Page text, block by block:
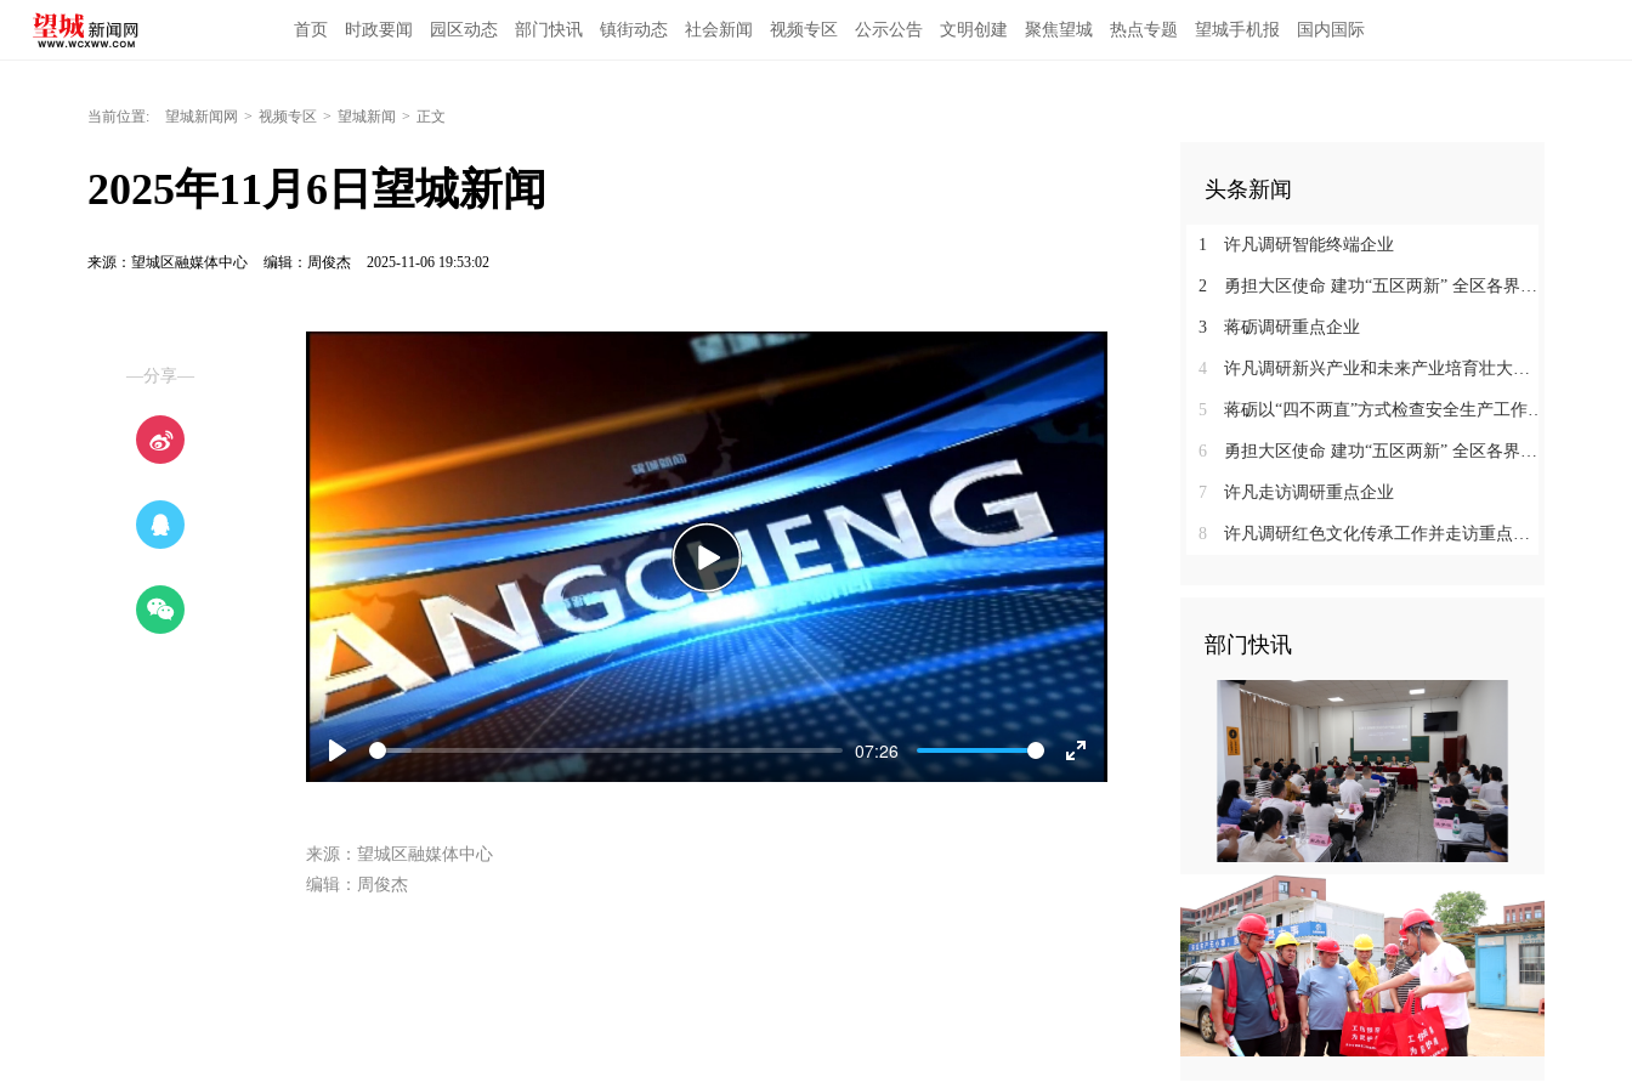
首页 时政要闻 园区动态 部门快讯 镇街动态 社会新闻 视频专区 公示公告 文明创建 聚焦望城 热点专题 望城手机报 国内国际
当前位置: 望城新闻网 > 视频专区 > 望城新闻 > 正文
2025年11月6日望城新闻
来源：望城区融媒体中心 编辑：周俊杰 2025-11-06 19:53:02
—分享—
Play
07:26
Enter
Play
来源：望城区融媒体中心
编辑：周俊杰
头条新闻
1 许凡调研智能终端企业
2 勇担大区使命 建功“五区两新” 全区各界学习贯彻区党代会精神（四）
3 蒋砺调研重点企业
4 许凡调研新兴产业和未来产业培育壮大工作
5 蒋砺以“四不两直”方式检查安全生产工作并慰问一线劳动者
6 勇担大区使命 建功“五区两新” 全区各界学习贯彻区党代会精神（三）
7 许凡走访调研重点企业
8 许凡调研红色文化传承工作并走访重点企业
部门快讯